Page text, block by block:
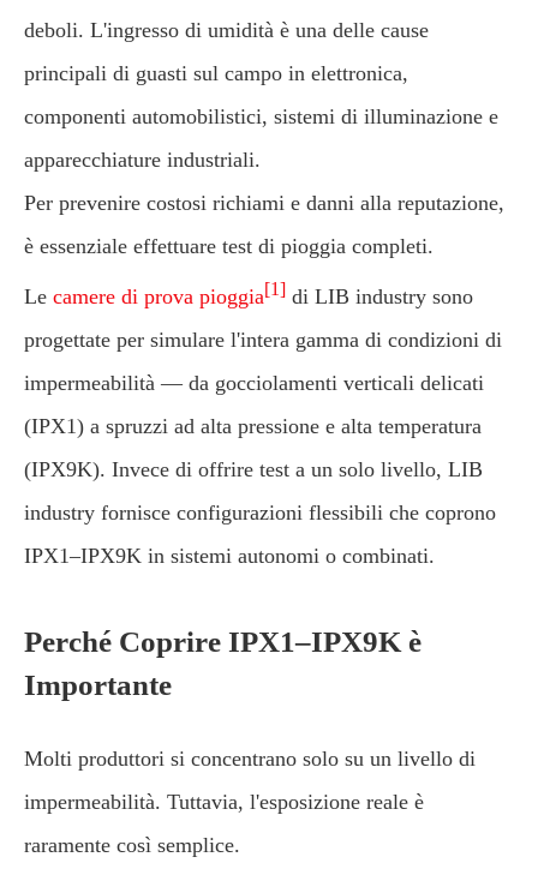
deboli. L'ingresso di umidità è una delle cause
principali di guasti sul campo in elettronica,
componenti automobilistici, sistemi di illuminazione e
apparecchiature industriali.
Per prevenire costosi richiami e danni alla reputazione,
è essenziale effettuare test di pioggia completi.
Le camere di prova pioggia[1] di LIB industry sono
progettate per simulare l'intera gamma di condizioni di
impermeabilità — da gocciolamenti verticali delicati
(IPX1) a spruzzi ad alta pressione e alta temperatura
(IPX9K). Invece di offrire test a un solo livello, LIB
industry fornisce configurazioni flessibili che coprono
IPX1–IPX9K in sistemi autonomi o combinati.
Perché Coprire IPX1–IPX9K è
Importante
Molti produttori si concentrano solo su un livello di
impermeabilità. Tuttavia, l'esposizione reale è
raramente così semplice.